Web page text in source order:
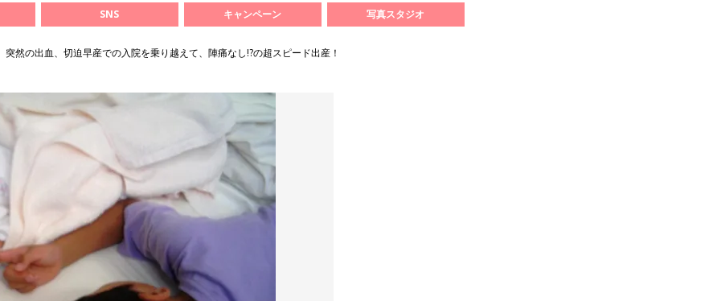
SNS キャンペーン 写真スタジオ
突然の出血、切迫早産での入院を乗り越えて、陣痛なし!?の超スピード出産！